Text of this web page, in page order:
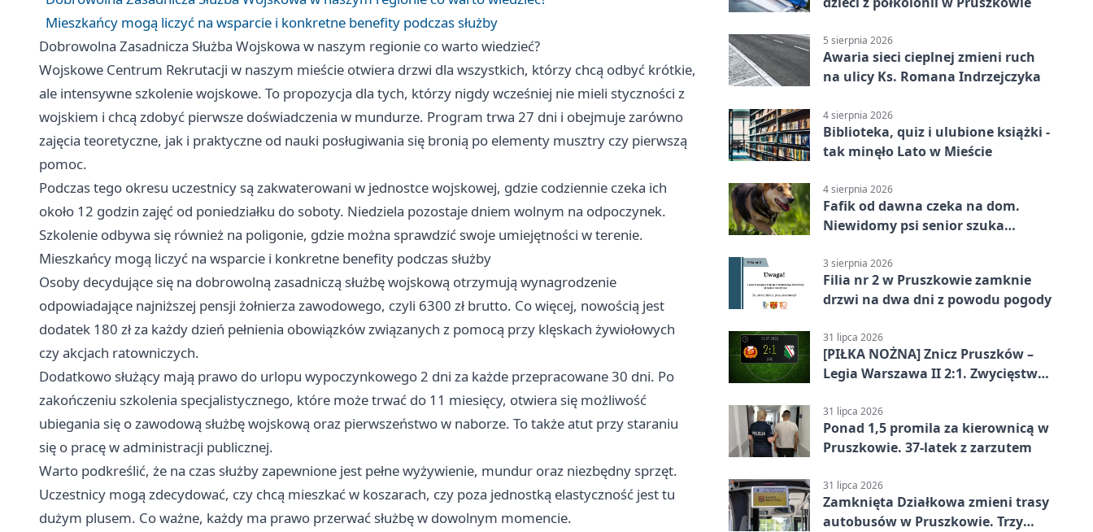
Mieszkańcy mogą liczyć na wsparcie i konkretne benefity podczas służby
Dobrowolna Zasadnicza Służba Wojskowa w naszym regionie co warto wiedzieć?
Wojskowe Centrum Rekrutacji w naszym mieście otwiera drzwi dla wszystkich, którzy chcą odbyć krótkie,
ale intensywne szkolenie wojskowe. To propozycja dla tych, którzy nigdy wcześniej nie mieli styczności z
wojskiem i chcą zdobyć pierwsze doświadczenia w mundurze. Program trwa 27 dni i obejmuje zarówno
zajęcia teoretyczne, jak i praktyczne od nauki posługiwania się bronią po elementy musztry czy pierwszą
pomoc.
Podczas tego okresu uczestnicy są zakwaterowani w jednostce wojskowej, gdzie codziennie czeka ich
około 12 godzin zajęć od poniedziałku do soboty. Niedziela pozostaje dniem wolnym na odpoczynek.
Szkolenie odbywa się również na poligonie, gdzie można sprawdzić swoje umiejętności w terenie.
Mieszkańcy mogą liczyć na wsparcie i konkretne benefity podczas służby
Osoby decydujące się na dobrowolną zasadniczą służbę wojskową otrzymują wynagrodzenie
odpowiadające najniższej pensji żołnierza zawodowego, czyli 6300 zł brutto. Co więcej, nowością jest
dodatek 180 zł za każdy dzień pełnienia obowiązków związanych z pomocą przy klęskach żywiołowych
czy akcjach ratowniczych.
Dodatkowo służący mają prawo do urlopu wypoczynkowego 2 dni za każde przepracowane 30 dni. Po
zakończeniu szkolenia specjalistycznego, które może trwać do 11 miesięcy, otwiera się możliwość
ubiegania się o zawodową służbę wojskową oraz pierwszeństwo w naborze. To także atut przy staraniu
się o pracę w administracji publicznej.
Warto podkreślić, że na czas służby zapewnione jest pełne wyżywienie, mundur oraz niezbędny sprzęt.
Uczestnicy mogą zdecydować, czy chcą mieszkać w koszarach, czy poza jednostką elastyczność jest tu
dużym plusem. Co ważne, każdy ma prawo przerwać służbę w dowolnym momencie.
5 sierpnia 2026
Awaria sieci cieplnej zmieni ruch
na ulicy Ks. Romana Indrzejczyka
4 sierpnia 2026
Biblioteka, quiz i ulubione książki -
tak minęło Lato w Mieście
4 sierpnia 2026
Fafik od dawna czeka na dom.
Niewidomy psi senior szuka
3 sierpnia 2026
Filia nr 2 w Pruszkowie zamknie
drzwi na dwa dni z powodu pogody
31 lipca 2026
[PIŁKA NOŻNA] Znicz Pruszków –
Legia Warszawa II 2:1. Zwycięstwo
minucie
31 lipca 2026
Ponad 1,5 promila za kierownicą w
Pruszkowie. 37-latek z zarzutem
31 lipca 2026
Zamknięta Działkowa zmieni trasy
autobusów w Pruszkowie. Trzy